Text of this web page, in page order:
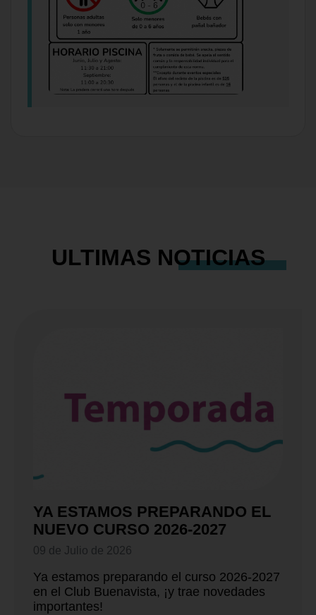
ULTIMAS NOTICIAS
YA ESTAMOS PREPARANDO EL
NUEVO CURSO 2026-2027
09 de Julio de 2026
Ya estamos preparando el curso 2026-2027
en el Club Buenavista, ¡y trae novedades
importantes!